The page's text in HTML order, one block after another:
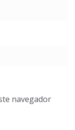
navegador